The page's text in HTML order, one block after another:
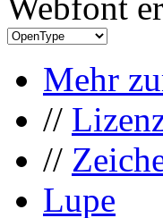
Mehr
//
//
Lupe